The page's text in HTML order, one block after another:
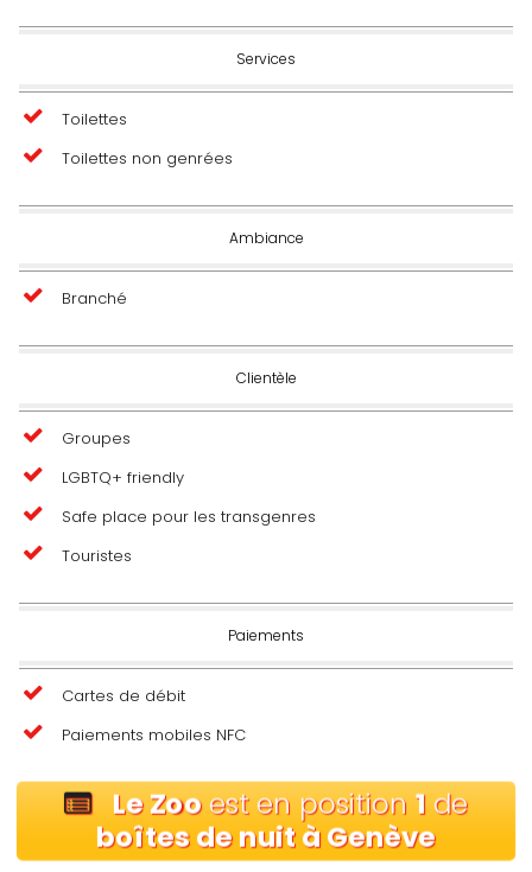
Services
Toilettes
Toilettes non genrées
Ambiance
Branché
Clientèle
Groupes
LGBTQ+ friendly
Safe place pour les transgenres
Touristes
Paiements
Cartes de débit
Paiements mobiles NFC
Le Zooest en position1de
boîtes de nuit à Genève